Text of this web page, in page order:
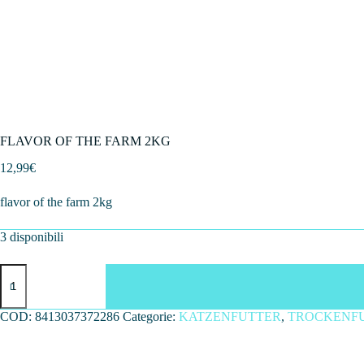
FLAVOR OF THE FARM 2KG
12,99€
flavor of the farm 2kg
3 disponibili
FLAVOR
OF
FARM
2KG
COD: 8413037372286 Categorie: KATZENFUTTER,